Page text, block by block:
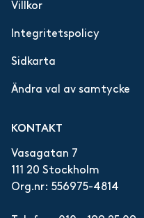
Villkor
Integritetspolicy
Sidkarta
Ändra val av samtycke
KONTAKT
Vasagatan 7
111 20 Stockholm
Org.nr: 556975-4814